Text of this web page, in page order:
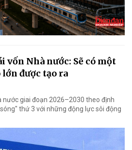
vốn Nhà nước: Sẽ có một
được tạo ra
nước giai đoạn 2026–2030 theo định
thứ 3 với những động lực sôi động